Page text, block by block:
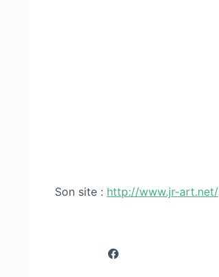
Son site : http://www.jr-art.net/